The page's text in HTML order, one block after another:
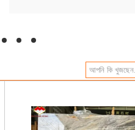
hd hd hd